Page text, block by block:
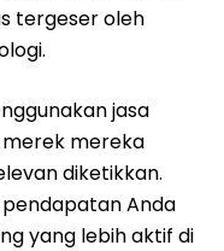
tergeser oleh
jasa
mereka
diketikkan.
Anda
yang lebih aktif di